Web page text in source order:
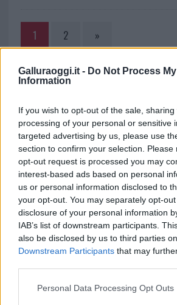
Galluraoggi.it - Do Not Process
Information
If you wish to opt-out of the sale,
processing of your personal or sensitive
targeted advertising by us, please use
section to confirm your selection.
opt-out request is processed you may
interest-based ads based on personal
us or personal information disclosed to
your opt-out. You may separately opt-
disclosure of your personal information
IAB’s list of downstream participants.
also be disclosed by us to third parties
Downstream Participants that may
Please note that this website/app uses
Personal Data Processing Opt Outs
1 2 »
NOTIZIE RECENTI
Incendio nella notte a Olbia,
A fuoco un deposito con
vigili del fuoco a Rudalza
Ristorante distrutto dalle
Maddalena, incendio a Monti
Le previsioni meteo per il
Gallura